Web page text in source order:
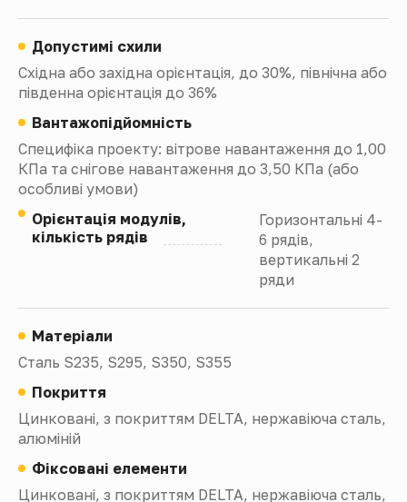
Допустимі схили
Східна або західна орієнтація, до 30%, північна або
південна орієнтація до 36%
Вантажопідйомність
Специфіка проекту: вітрове навантаження до 1,00
КПа та снігове навантаження до 3,50 КПа (або
особливі умови)
Орієнтація модулів,
кількість рядів
Горизонтальні 4-
6 рядів,
вертикальні 2
ряди
Матеріали
Сталь S235, S295, S350, S355
Покриття
Цинковані, з покриттям DELTA, нержавіюча сталь,
алюміній
Фіксовані елементи
Цинковані, з покриттям DELTA, нержавіюча сталь,